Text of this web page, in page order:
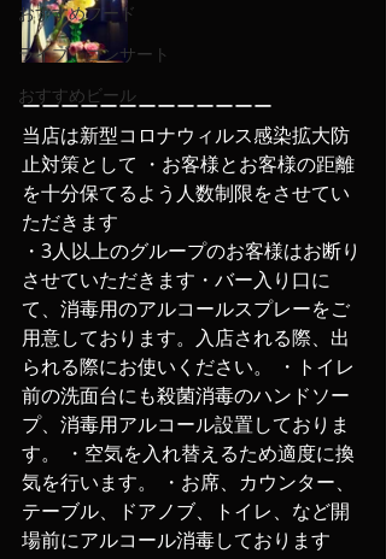
おすすめフード
ライブ、コンサート
おすすめビール
ーーーーーーーーーーーーー
当店は新型コロナウィルス感染拡大防
止対策として ・お客様とお客様の距離
を十分保てるよう人数制限をさせてい
ただきます
・3人以上のグループのお客様はお断り
させていただきます・バー入り口に
て、消毒用のアルコールスプレーをご
用意しております。入店される際、出
られる際にお使いください。 ・トイレ
前の洗面台にも殺菌消毒のハンドソー
プ、消毒用アルコール設置しておりま
す。 ・空気を入れ替えるため適度に換
気を行います。 ・お席、カウンター、
テーブル、ドアノブ、トイレ、など開
場前にアルコール消毒しております